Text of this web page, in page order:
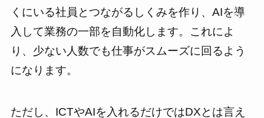
くにいる社員とつながるしくみを作り、AIを導
入して業務の一部を自動化します。これによ
り、少ない人数でも仕事がスムーズに回るよう
になります。
ただし、ICTやAIを入れるだけではDXとは言え